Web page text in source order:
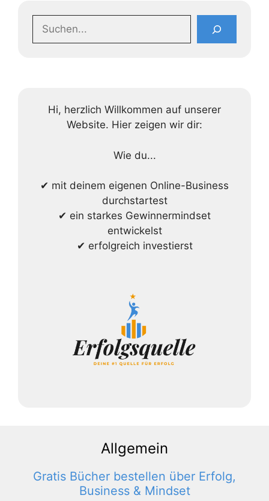
Hi, herzlich Willkommen auf unserer
Website. Hier zeigen wir dir:
Wie du...
✔ mit deinem eigenen Online-Business
durchstartest
✔ ein starkes Gewinnermindset
entwickelst
✔ erfolgreich investierst
Allgemein
Gratis Bücher bestellen über Erfolg,
Business & Mindset